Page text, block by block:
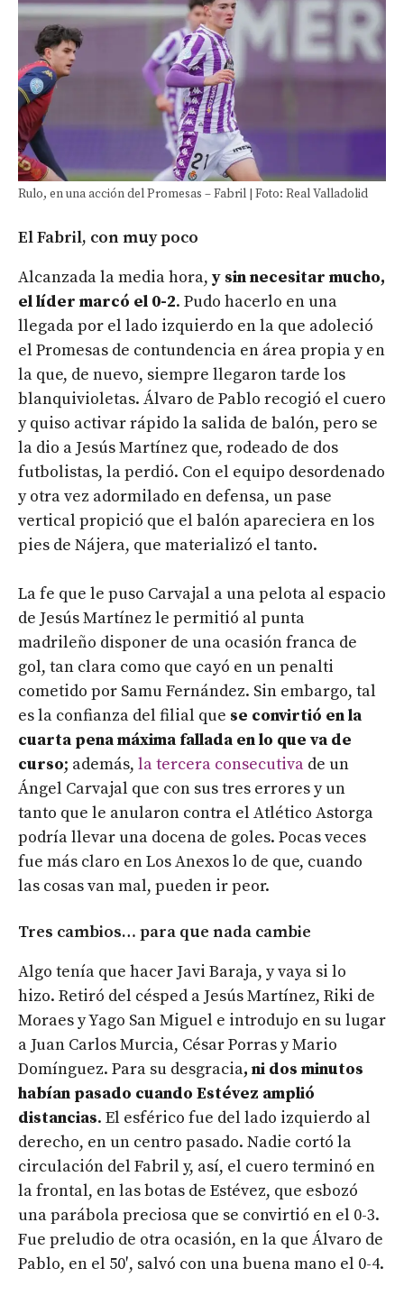
Rulo, en una acción del Promesas – Fabril | Foto: Real Valladolid
El Fabril, con muy poco
Alcanzada la media hora, y sin necesitar mucho,
el líder marcó el 0-2. Pudo hacerlo en una
llegada por el lado izquierdo en la que adoleció
el Promesas de contundencia en área propia y en
la que, de nuevo, siempre llegaron tarde los
blanquivioletas. Álvaro de Pablo recogió el cuero
y quiso activar rápido la salida de balón, pero se
la dio a Jesús Martínez que, rodeado de dos
futbolistas, la perdió. Con el equipo desordenado
y otra vez adormilado en defensa, un pase
vertical propició que el balón apareciera en los
pies de Nájera, que materializó el tanto.
La fe que le puso Carvajal a una pelota al espacio
de Jesús Martínez le permitió al punta
madrileño disponer de una ocasión franca de
gol, tan clara como que cayó en un penalti
cometido por Samu Fernández. Sin embargo, tal
es la confianza del filial que se convirtió en la
cuarta pena máxima fallada en lo que va de
curso; además, la tercera consecutiva de un
Ángel Carvajal que con sus tres errores y un
tanto que le anularon contra el Atlético Astorga
podría llevar una docena de goles. Pocas veces
fue más claro en Los Anexos lo de que, cuando
las cosas van mal, pueden ir peor.
Tres cambios… para que nada cambie
Algo tenía que hacer Javi Baraja, y vaya si lo
hizo. Retiró del césped a Jesús Martínez, Riki de
Moraes y Yago San Miguel e introdujo en su lugar
a Juan Carlos Murcia, César Porras y Mario
Domínguez. Para su desgracia, ni dos minutos
habían pasado cuando Estévez amplió
distancias. El esférico fue del lado izquierdo al
derecho, en un centro pasado. Nadie cortó la
circulación del Fabril y, así, el cuero terminó en
la frontal, en las botas de Estévez, que esbozó
una parábola preciosa que se convirtió en el 0-3.
Fue preludio de otra ocasión, en la que Álvaro de
Pablo, en el 50′, salvó con una buena mano el 0-4.